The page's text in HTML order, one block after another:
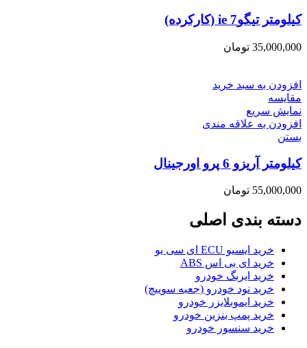
کیلومتر تیگو7 ie (کارکرده)
35,000,000 تومان
افزودن به سبد خرید
مقایسه
نمایش سریع
افزودن به علاقه مندی
بستن
کیلومتر آریزو 6 پرو اورجینال
55,000,000 تومان
دسته بندی اصلی
خرید ایسیو ECU ای سی یو
خرید ای بی اس ABS
خرید ایربگ خودرو
خرید نود خودرو (جعبه سوییچ)
خرید ایموبلایزر خودرو
خرید پمپ بنزین خودرو
خرید سنسور خودرو